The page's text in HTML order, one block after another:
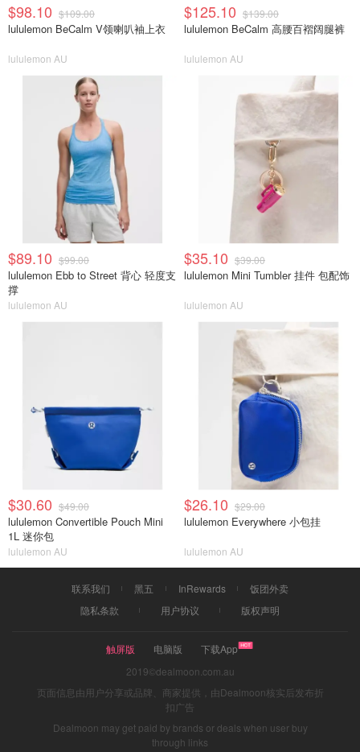
$98.10 $109.00
lululemon BeCalm V领喇叭袖上衣
lululemon AU
$125.10 $139.00
lululemon BeCalm 高腰百褶阔腿裤
lululemon AU
$89.10 $99.00
lululemon Ebb to Street 背心 轻度支
撑
lululemon AU
$35.10 $39.00
lululemon Mini Tumbler 挂件 包配饰
lululemon AU
$30.60 $49.00
lululemon Convertible Pouch Mini
1L 迷你包
lululemon AU
$26.10 $29.00
lululemon Everywhere 小包挂
lululemon AU
联系我们 黑五 InRewards
饭团外卖
隐私条款
用户协议 版权声明
触屏版 电脑版
下载App
2019©dealmoon.com.au
页面信息由用户分享或品牌、商家提供，由Dealmoon核实后发布折
扣广告
Dealmoon may get paid by brands or deals when user buy
through links